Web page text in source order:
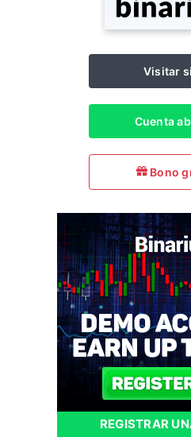
Visitar
Cuenta
Bono
REGISTRAR